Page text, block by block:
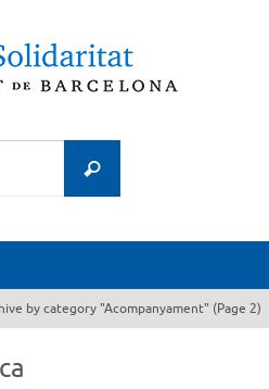
Search
by category "Acompanyament" (Page 2)